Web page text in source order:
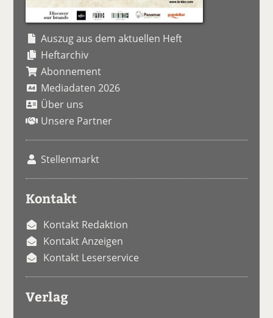
Auszug aus dem aktuellen Heft
Heftarchiv
Abonnement
Mediadaten 2026
Über uns
Unsere Partner
Stellenmarkt
Kontakt
Kontakt Redaktion
Kontakt Anzeigen
Kontakt Leserservice
Verlag